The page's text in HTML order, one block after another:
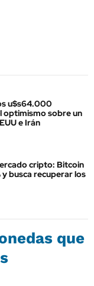
u$s64.000
optimismo sobre un
e Irán
cripto: Bitcoin
y busca recuperar los
que